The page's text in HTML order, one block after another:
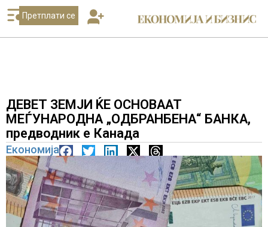
Претплати се
ДЕВЕТ ЗЕМЈИ ЌЕ ОСНОВААТ
МЕЃУНАРОДНА „ОДБРАНБЕНА“ БАНКА,
предводник е Канада
Економија